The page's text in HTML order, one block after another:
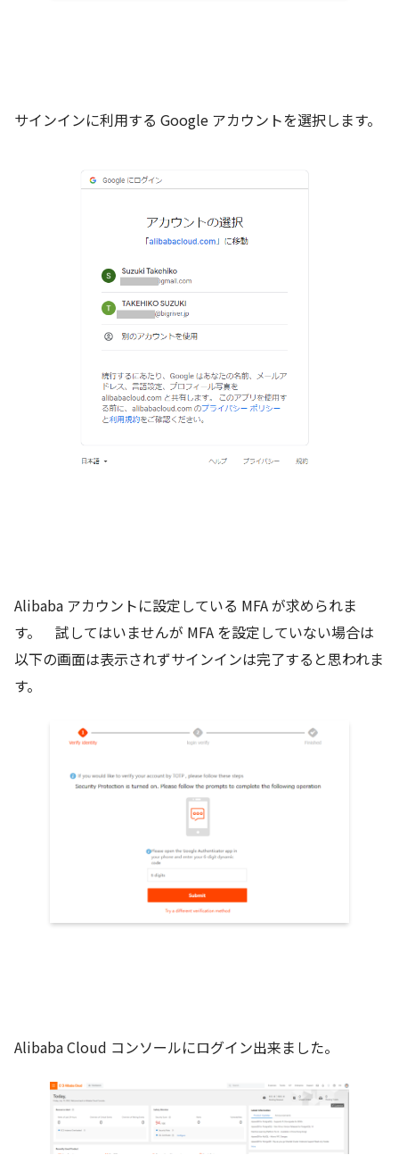
サインインに利用する Google アカウントを選択します。
Alibaba アカウントに設定している MFA が求められま
す。 試してはいませんが MFA を設定していない場合は
以下の画面は表示されずサインインは完了すると思われま
す。
Alibaba Cloud コンソールにログイン出来ました。